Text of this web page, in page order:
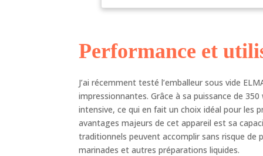
de
Performance et
J’ai récemment testé l’emballeur sous vide
impressionnantes. Grâce à sa puissance de
intensive, ce qui en fait un choix idéal pour les
avantages majeurs de cet appareil est sa
traditionnels peuvent accomplir sans risque
marinades et autres préparations liquides.